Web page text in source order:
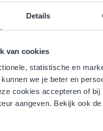
Details
van cookies
statistische en
we je beter en
cookies accepteren of bij
aangeven. Bekijk ook de
Ontdek meer
Blok 9, Week 3, Les 11
komt niet
je locatie
denken we dat je
voor English gaat.